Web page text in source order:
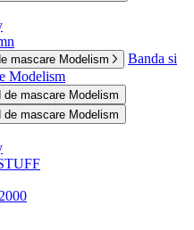
mascare Modelism
Banda si
Modelism
de mascare Modelism
de mascare Modelism